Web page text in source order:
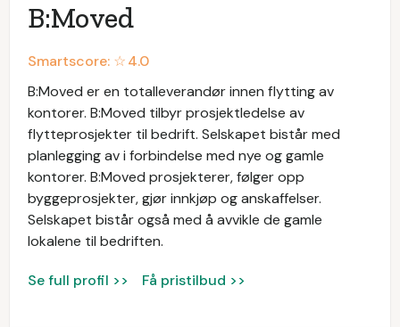
B:Moved
Smartscore: ☆4.0
B:Moved er en totalleverandør innen flytting av
kontorer. B:Moved tilbyr prosjektledelse av
flytteprosjekter til bedrift. Selskapet bistår med
planlegging av i forbindelse med nye og gamle
kontorer. B:Moved prosjekterer, følger opp
byggeprosjekter, gjør innkjøp og anskaffelser.
Selskapet bistår også med å avvikle de gamle
lokalene til bedriften.
Se full profil >> Få pristilbud >>